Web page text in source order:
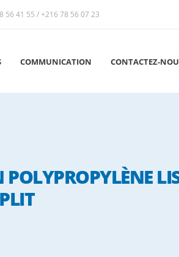
56 41 55 /+216 78 56 07 23
COMMUNICATION CONTACTEZ-